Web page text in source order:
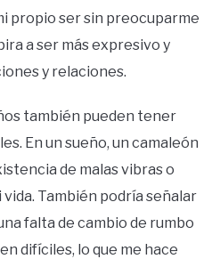
propio ser sin preocuparme
a ser más expresivo y
y relaciones.
también pueden tener
En un sueño, un camaleón
de malas vibras o
También podría señalar
falta de cambio de rumbo
difíciles, lo que me hace